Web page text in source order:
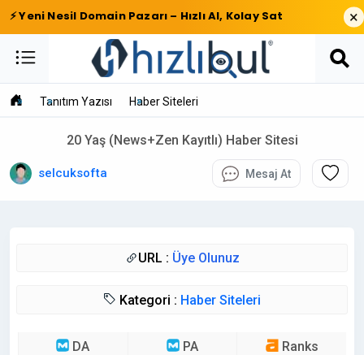
⚡ Yeni Nesil Domain Pazarı – Hızlı Al, Kolay Sat ×
Tanıtım Yazısı Haber Siteleri
20 Yaş (News+Zen Kayıtlı) Haber Sitesi
selcuksofta Mesaj At
URL : Üye Olunuz
Kategori : Haber Siteleri
DA
PA
Ranks